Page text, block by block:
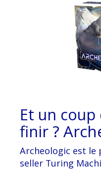
Et un
finir ?
Archeologic est le
seller Turing